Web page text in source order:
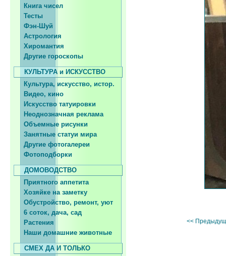
Книга чисел
Тесты
Фэн-Шуй
Астрология
Хиромантия
Другие гороскопы
КУЛЬТУРА и ИСКУССТВО
Культура, искусство, истор.
Видео, кино
Искусство татуировки
Неоднозначная реклама
Объемные рисунки
Занятные статуи мира
Другие фотогалереи
Фотоподборки
ДОМОВОДСТВО
Приятного аппетита
Хозяйке на заметку
Обустройство, ремонт, уют
6 соток, дача, сад
Растения
Наши домашние животные
СМЕХ ДА И ТОЛЬКО
<<